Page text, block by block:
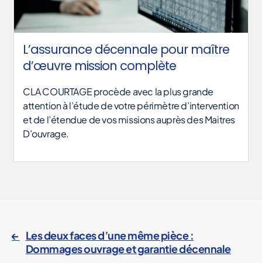
L’assurance décennale pour maître
d’œuvre mission complète
CLA COURTAGE procède avec la plus grande
attention à l’étude de votre périmètre d’intervention
et de l’étendue de vos missions auprès des Maitres
D’ouvrage.
tr
e
d'
←
Les deux faces d’une même pièce :
Dommages ouvrage et garantie décennale